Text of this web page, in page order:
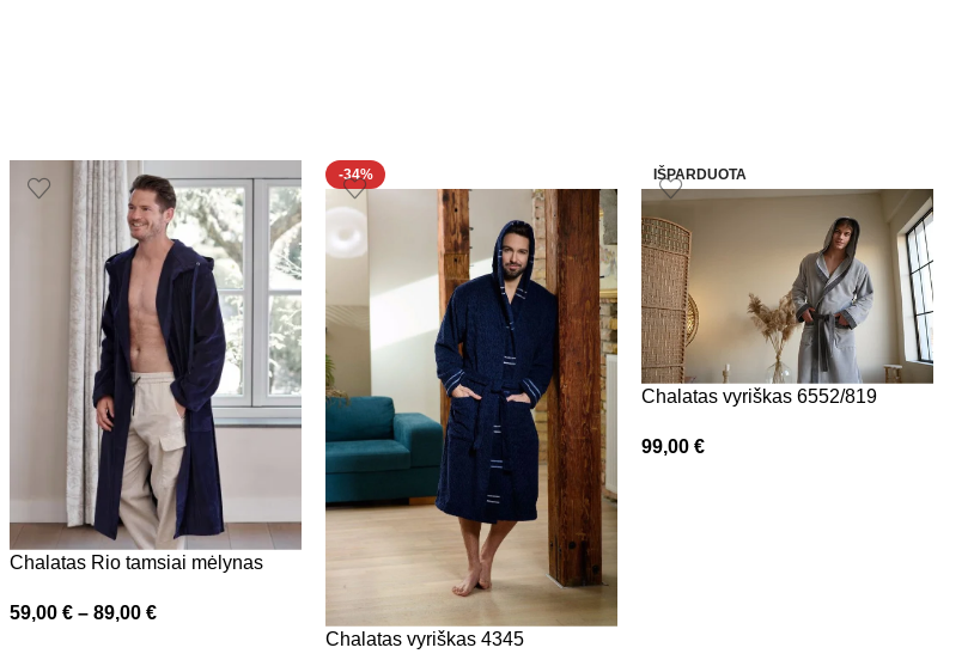
Chalatas Rio tamsiai mėlynas
59,00 € – 89,00 €
-34%
Chalatas vyriškas 4345
IŠPARDUOTA
Chalatas vyriškas 6552/819
99,00 €